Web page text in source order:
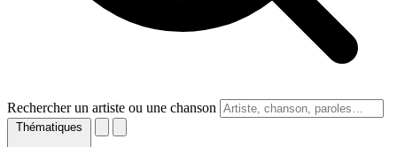
Rechercher un artiste ou une chanson
Thématiques